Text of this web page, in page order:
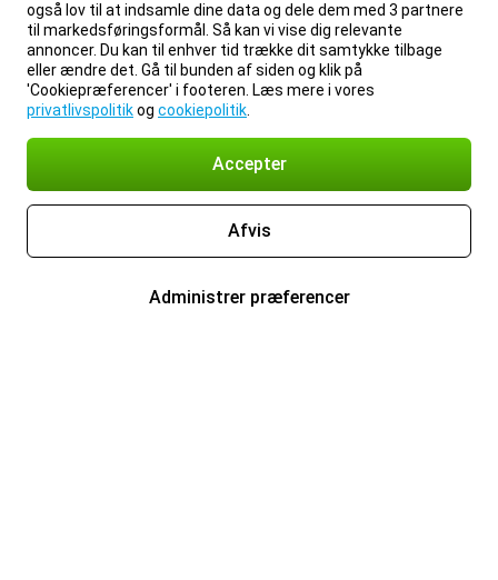
også lov til at indsamle dine data og dele dem med 3 partnere
til markedsføringsformål. Så kan vi vise dig relevante
annoncer. Du kan til enhver tid trække dit samtykke tilbage
eller ændre det. Gå til bunden af siden og klik på
'Cookiepræferencer' i footeren. Læs mere i vores
privatlivspolitikog cookiepolitik
Accepter
Afvis
Administrer præferencer